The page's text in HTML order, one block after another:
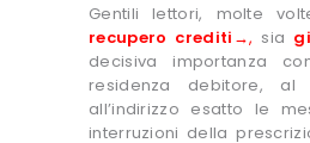
Gentili lettori, molte
recupero crediti→, sia
decisiva importanza
residenza debitore,
all’indirizzo esatto le
interruzioni della